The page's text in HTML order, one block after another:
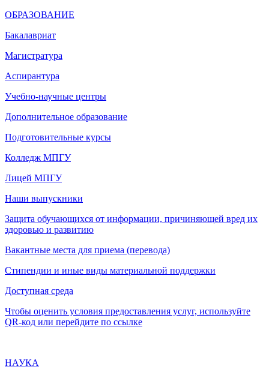
ОБРАЗОВАНИЕ
Бакалавриат
Магистратура
Аспирантура
Учебно-научные центры
Дополнительное образование
Подготовительные курсы
Колледж МПГУ
Лицей МПГУ
Наши выпускники
Защита обучающихся от информации, причиняющей вред их
здоровью и развитию
Вакантные места для приема (перевода)
Стипендии и иные виды материальной поддержки
Доступная среда
Чтобы оценить условия предоставления услуг, используйте
QR-код или перейдите по ссылке
НАУКА